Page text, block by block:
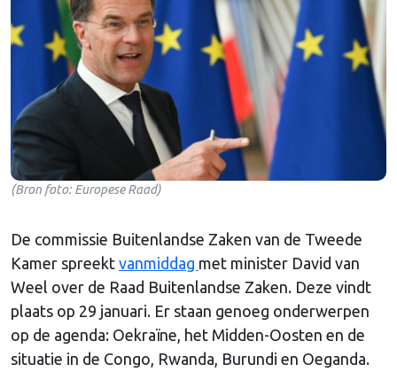
(Bron foto: Europese Raad)
De commissie Buitenlandse Zaken van de Tweede
Kamer spreekt vanmiddag met minister David van
Weel over de Raad Buitenlandse Zaken. Deze vindt
plaats op 29 januari. Er staan genoeg onderwerpen
op de agenda: Oekraïne, het Midden-Oosten en de
situatie in de Congo, Rwanda, Burundi en Oeganda.